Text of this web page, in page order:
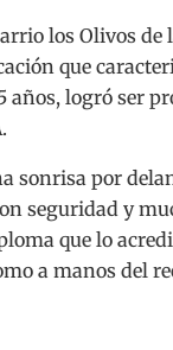
los Olivos de
que
años, logró ser
sonrisa por
seguridad y
que lo
a manos del